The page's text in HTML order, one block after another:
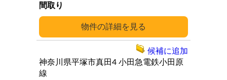
詳細
神奈川県平塚市真田4 小田急電鉄小田原
線
候補に追加